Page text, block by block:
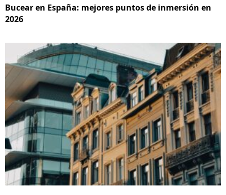
Bucear en España: mejores puntos de inmersión en
2026